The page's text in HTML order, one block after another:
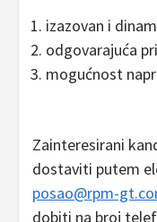
izazovan i
odgovarajuća
mogućnost
Zainteresirani
dostaviti putem
posao@rpm-
dobiti na broj